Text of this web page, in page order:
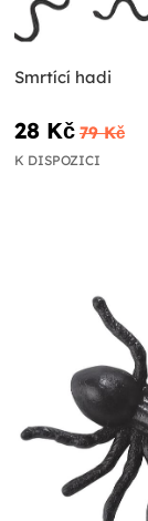
Smrtící hadi
28 Kč 79 Kč
K DISPOZICI